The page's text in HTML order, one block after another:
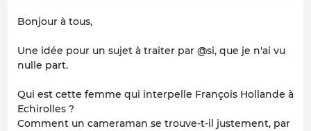
Bonjour à tous,
Une idée pour un sujet à traiter par @si, que je n'ai vu
nulle part.
Qui est cette femme qui interpelle François Hollande à
Echirolles ?
Comment un cameraman se trouve-t-il justement, par